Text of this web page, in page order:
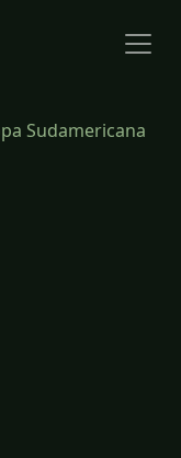
Sudamericana